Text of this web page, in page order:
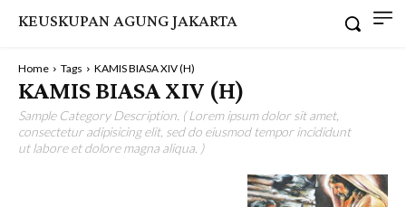
KEUSKUPAN AGUNG JAKARTA
Home Tags KAMIS BIASA XIV (H)
KAMIS BIASA XIV (H)
Sample Category Description. ( Lorem ipsum dolor sit amet,
consectetur adipisicing elit, sed do eiusmod tempor incididunt
ut labore et dolore magna aliqua. )